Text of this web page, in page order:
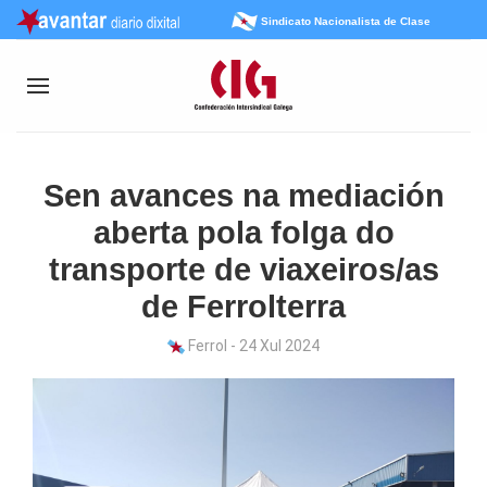
Sindicato Nacionalista de Clase
Sen avances na mediación
aberta pola folga do
transporte de viaxeiros/as
de Ferrolterra
Ferrol - 24 Xul 2024